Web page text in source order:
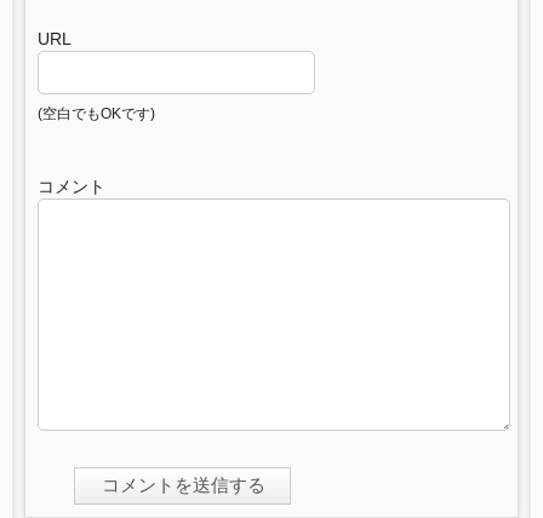
URL
(空白でもOKです)
コメント